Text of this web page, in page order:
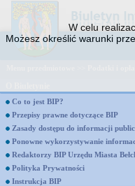
W celu
Możesz określić warunki
Co to jest BIP?
Przepisy prawne dotyczące BIP
Zasady dostępu do informacji
Ponowne wykorzystywanie
Redaktorzy BIP Urzędu Miasta
Polityka Prywatności
Instrukcja BIP